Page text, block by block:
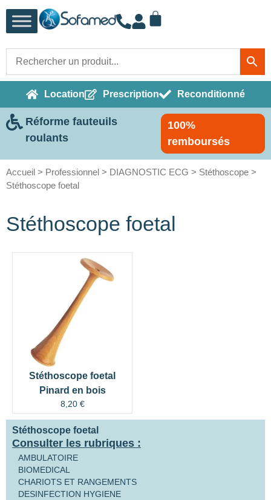
Location Prescription Reconditionné
Réforme fauteuils
roulants
100%
remboursés
Accueil > Professionnel > DIAGNOSTIC ECG > Stéthoscope >
Stéthoscope foetal
Stéthoscope foetal
Stéthoscope foetal
Consulter les rubriques :
AMBULATOIRE
BIOMEDICAL
CHARIOTS ET RANGEMENTS
DESINFECTION HYGIENE
Stéthoscope foetal
Pinard en bois
8,20 €